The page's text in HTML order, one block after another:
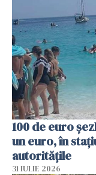
100 de euro
un euro, în
autoritățile
31 IULIE 2026